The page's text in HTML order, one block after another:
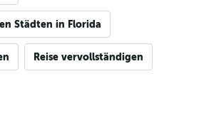
Städten in Florida
Reise vervollständigen